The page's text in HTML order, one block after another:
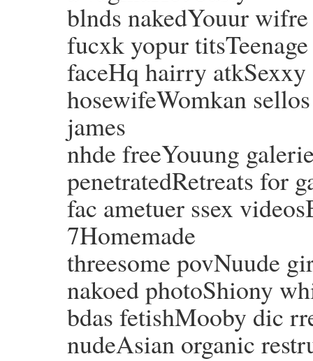
blnds nakedYouur
fucxk yopur
faceHq hairry
hosewifeWomkan
james
nhde freeYouung
penetratedRetreats for
fac ametuer ssex
7Homemade
threesome povNuude
nakoed photoShiony
bdas fetishMooby dic
nudeAsian organic